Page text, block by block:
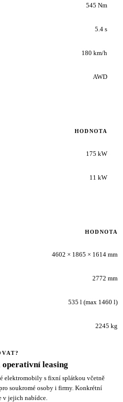
545 Nm
5.4 s
180 km/h
AWD
HODNOTA
175 kW
11 kW
HODNOTA
4602 × 1865 × 1614 mm
2772 mm
535 l (max 1460 l)
2245 kg
leasing
elektromobily s fixní splátkou včetně
soukromé osoby i firmy. Konkrétní
v jejich nabídce.